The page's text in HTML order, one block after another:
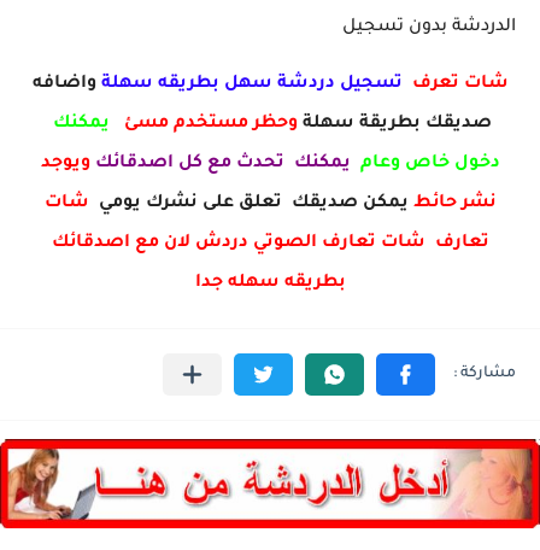
الدردشة بدون تسجيل
شات تعرف تسجيل دردشة سهل بطريقه سهلة واضافه
صديقك بطريقة سهلة وحظر مستخدم مسئ يمكنك
دخول خاص وعام يمكنك تحدث مع كل اصدقائك ويوجد
نشر حائط يمكن صديقك تعلق على نشرك يومي شات
تعارف شات تعارف الصوتي دردش لان مع اصدقائك
بطريقه سهله جدا